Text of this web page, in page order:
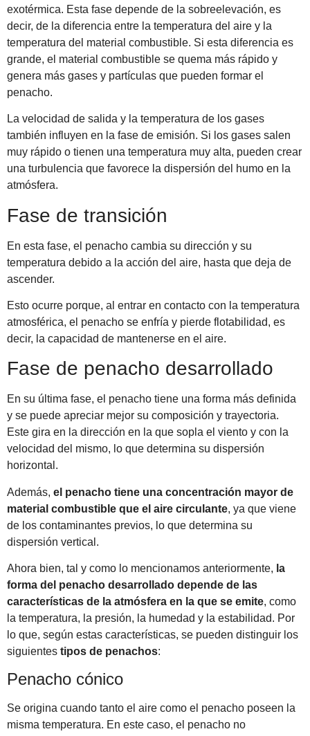
exotérmica. Esta fase depende de la sobreelevación, es
decir, de la diferencia entre la temperatura del aire y la
temperatura del material combustible. Si esta diferencia es
grande, el material combustible se quema más rápido y
genera más gases y partículas que pueden formar el
penacho.
La velocidad de salida y la temperatura de los gases
también influyen en la fase de emisión. Si los gases salen
muy rápido o tienen una temperatura muy alta, pueden crear
una turbulencia que favorece la dispersión del humo en la
atmósfera.
Fase de transición
En esta fase, el penacho cambia su dirección y su
temperatura debido a la acción del aire, hasta que deja de
ascender.
Esto ocurre porque, al entrar en contacto con la temperatura
atmosférica, el penacho se enfría y pierde flotabilidad, es
decir, la capacidad de mantenerse en el aire.
Fase de penacho desarrollado
En su última fase, el penacho tiene una forma más definida
y se puede apreciar mejor su composición y trayectoria.
Este gira en la dirección en la que sopla el viento y con la
velocidad del mismo, lo que determina su dispersión
horizontal.
Además, el penacho tiene una concentración mayor de
material combustible que el aire circulante, ya que viene
de los contaminantes previos, lo que determina su
dispersión vertical.
Ahora bien, tal y como lo mencionamos anteriormente, la
forma del penacho desarrollado depende de las
características de la atmósfera en la que se emite, como
la temperatura, la presión, la humedad y la estabilidad. Por
lo que, según estas características, se pueden distinguir los
siguientes tipos de penachos:
Penacho cónico
Se origina cuando tanto el aire como el penacho poseen la
misma temperatura. En este caso, el penacho no